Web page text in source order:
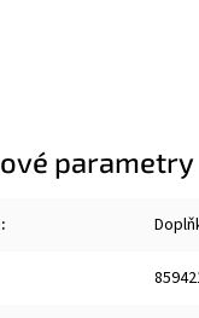
parametry
: